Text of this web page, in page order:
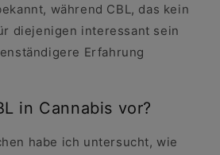
während CBL, das kein
diejenigen interessant sein
Erfahrung
in Cannabis vor?
habe ich untersucht, wie